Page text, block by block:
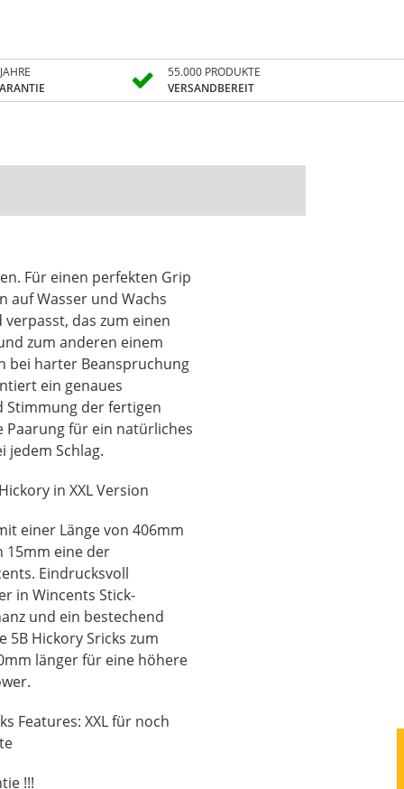
55.000 PRODUKTE
VERSANDBEREIT
Für einen perfekten Grip
auf Wasser und Wachs
das zum einen
zum anderen einem
bei harter Beanspruchung
ein genaues
Stimmung der fertigen
Paarung für ein natürliches
jedem Schlag.
in XXL Version
einer Länge von 406mm
15mm eine der
Eindrucksvoll
in Wincents Stick-
und ein bestechend
5B Hickory Sricks zum
länger für eine höhere
Features: XXL für noch
!!!